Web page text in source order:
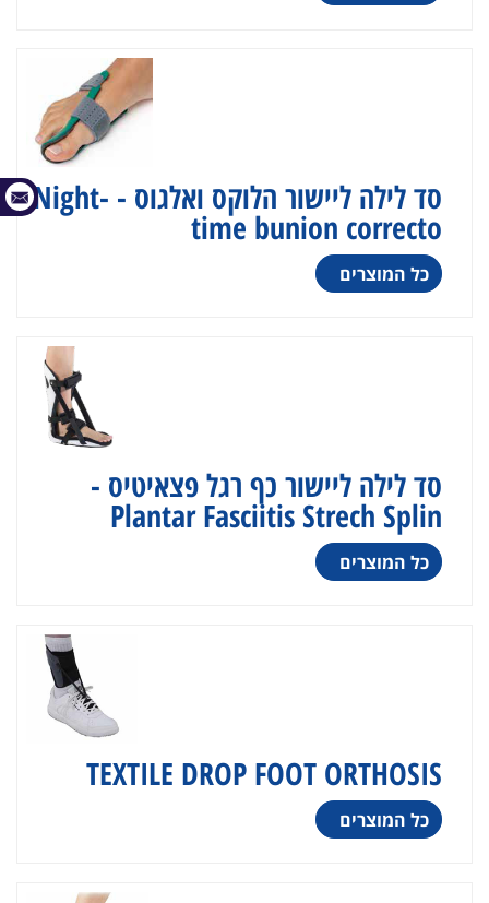
סד לילה ליישור הלוקס ואלגוס - Night-
time bunion correcto
כל המוצרים
סד לילה ליישור כף רגל פצאיטיס -
Plantar Fasciitis Strech Splin
כל המוצרים
TEXTILE DROP FOOT ORTHOSIS
כל המוצרים